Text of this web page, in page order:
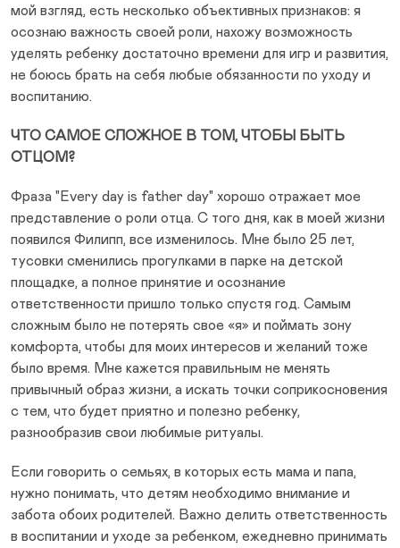
мой взгляд, есть несколько объективных признаков: я
осознаю важность своей роли, нахожу возможность
уделять ребенку достаточно времени для игр и развития,
не боюсь брать на себя любые обязанности по уходу и
воспитанию.
ЧТО САМОЕ СЛОЖНОЕ В ТОМ, ЧТОБЫ БЫТЬ
ОТЦОМ?
Фраза "Every day is father day" хорошо отражает мое
представление о роли отца. С того дня, как в моей жизни
появился Филипп, все изменилось. Мне было 25 лет,
тусовки сменились прогулками в парке на детской
площадке, а полное принятие и осознание
ответственности пришло только спустя год. Самым
сложным было не потерять свое «я» и поймать зону
комфорта, чтобы для моих интересов и желаний тоже
было время. Мне кажется правильным не менять
привычный образ жизни, а искать точки соприкосновения
с тем, что будет приятно и полезно ребенку,
разнообразив свои любимые ритуалы.
Если говорить о семьях, в которых есть мама и папа,
нужно понимать, что детям необходимо внимание и
забота обоих родителей. Важно делить ответственность
в воспитании и уходе за ребенком, ежедневно принимать